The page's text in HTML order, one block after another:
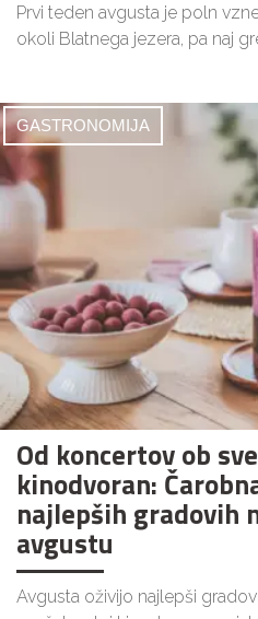
Prvi teden avgusta je poln
okoli Blatnega jezera, pa naj
GASTRONOMIJA
Od koncertov ob
kinodvoran:
najlepših gradovih
avgustu
Avgusta oživijo najlepši